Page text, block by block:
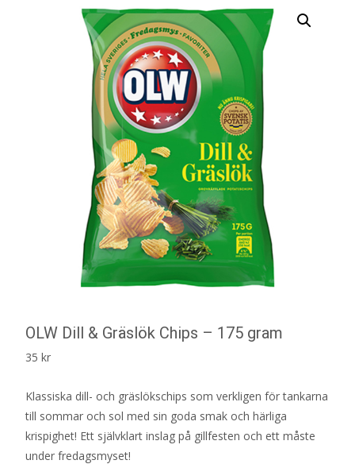
OLW Dill & Gräslök Chips – 175 gram
35 kr
Klassiska dill- och gräslökschips som verkligen för tankarna
till sommar och sol med sin goda smak och härliga
krispighet! Ett självklart inslag på gillfesten och ett måste
under fredagsmyset!